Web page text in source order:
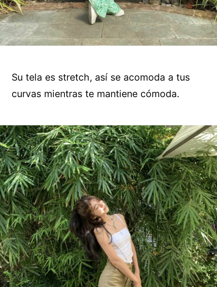
Su tela es stretch, así se acomoda a tus
curvas mientras te mantiene cómoda.